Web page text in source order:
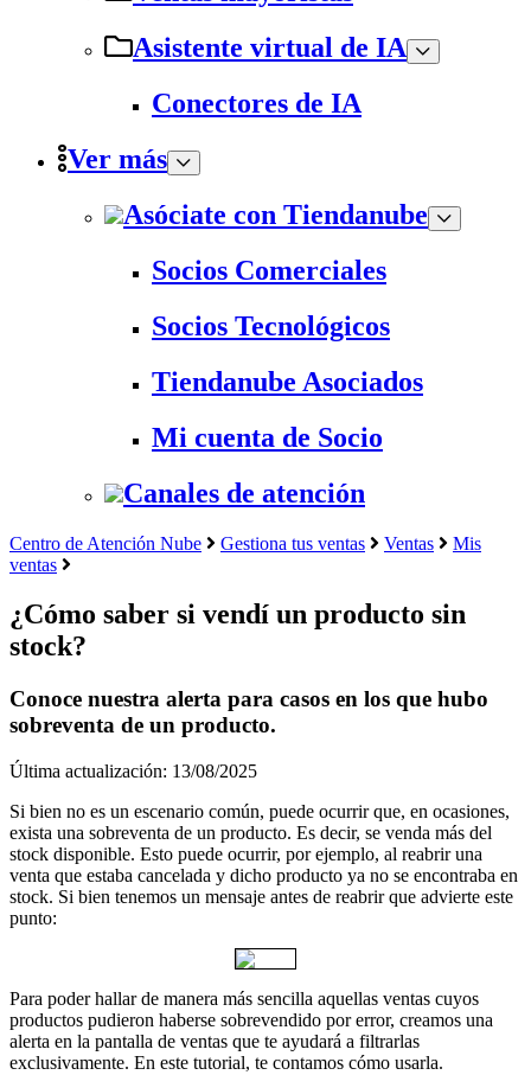
Asistente virtual de IA
Conectores de IA
Ver más
Asóciate con Tiendanube
Socios Comerciales
Socios Tecnológicos
Tiendanube Asociados
Mi cuenta de Socio
Canales de atención
Centro de Atención Nube Gestiona tus ventas Ventas
Mis
ventas
¿Cómo saber si vendí un producto sin
stock?
Conoce nuestra alerta para casos en los que hubo
sobreventa de un producto.
Última actualización: 13/08/2025
Si bien no es un escenario común, puede ocurrir que, en ocasiones,
exista una sobreventa de un producto. Es decir, se venda más del
stock disponible. Esto puede ocurrir, por ejemplo, al reabrir una
venta que estaba cancelada y dicho producto ya no se encontraba en
stock. Si bien tenemos un mensaje antes de reabrir que advierte este
punto:
Para poder hallar de manera más sencilla aquellas ventas cuyos
productos pudieron haberse sobrevendido por error, creamos una
alerta en la pantalla de ventas que te ayudará a filtrarlas
exclusivamente. En este tutorial, te contamos cómo usarla.